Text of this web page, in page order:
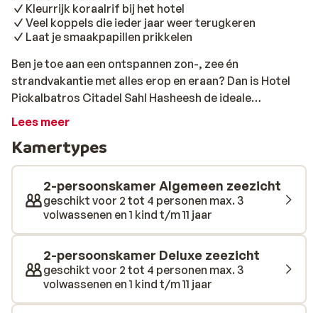
Kleurrijk koraalrif bij het hotel
Veel koppels die ieder jaar weer terugkeren
Laat je smaakpapillen prikkelen
Ben je toe aan een ontspannen zon-, zee én
strandvakantie met alles erop en eraan? Dan is Hotel
Pickalbatros Citadel Sahl Hasheesh de ideale
vakantiebestemming voor jou. Dit luxe hotel ligt direct
sleur van alledag even heel ver achter je te laten. En ook
fijn: bij Sunweb kun je hierheen voor de allerlaagste
prijs. Hotel Pickalbatros Citadel Sahl Hasheesh biedt
genoeg mogelijkheden voor jong en oud. Allereerst is er
een privéstrand waar je heerlijk van de zon kunt
genieten en weg kunt dromen op een van de vele
ligbedden. De uiterst comfortabele kamers zijn
allemaal ruim opgezet en voorzien van een minibar,
koffie- en thee faciliteiten, airco en een balkon of
terras met zitje. Eigenlijk wil je je kamer niet verlaten,
Lees meer
Kamertypes
2-persoonskamer Algemeen zeezicht
geschikt voor 2 tot 4 personen max. 3
volwassenen en 1 kind t/m 11 jaar
2-persoonskamer Deluxe zeezicht
geschikt voor 2 tot 4 personen max. 3
volwassenen en 1 kind t/m 11 jaar